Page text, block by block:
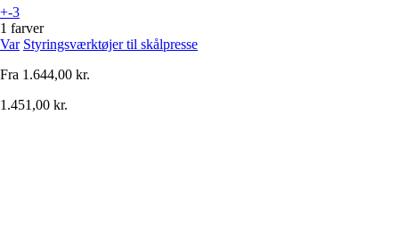
+-3
1 farver
Var Styringsværktøjer til skålpresse
Fra 1.644,00 kr.
1.451,00 kr.